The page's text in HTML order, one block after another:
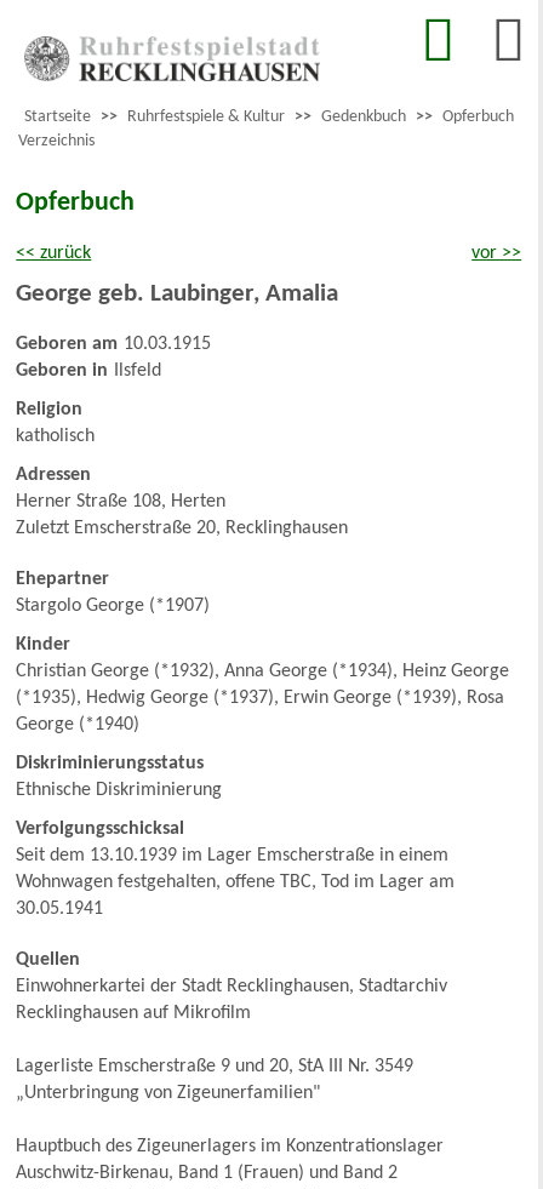
Startseite >> Ruhrfestspiele & Kultur >> Gedenkbuch >> Opferbuch
Verzeichnis
Opferbuch
<< zurück vor >>
George geb. Laubinger, Amalia
Geboren am 10.03.1915
Geboren in
Ilsfeld
Religion
katholisch
Adressen
Herner Straße 108, Herten
Zuletzt Emscherstraße 20, Recklinghausen
Ehepartner
Stargolo George (*1907)
Kinder
Christian George (*1932), Anna George (*1934), Heinz George
(*1935), Hedwig George (*1937), Erwin George (*1939), Rosa
George (*1940)
Diskriminierungsstatus
Ethnische Diskriminierung
Verfolgungsschicksal
Seit dem 13.10.1939 im Lager Emscherstraße in einem
Wohnwagen festgehalten, offene TBC, Tod im Lager am
30.05.1941
Quellen
Einwohnerkartei der Stadt Recklinghausen, Stadtarchiv
Recklinghausen auf Mikrofilm
Lagerliste Emscherstraße 9 und 20, StA III Nr. 3549
„Unterbringung von Zigeunerfamilien"
Hauptbuch des Zigeunerlagers im Konzentrationslager
Auschwitz-Birkenau, Band 1 (Frauen) und Band 2